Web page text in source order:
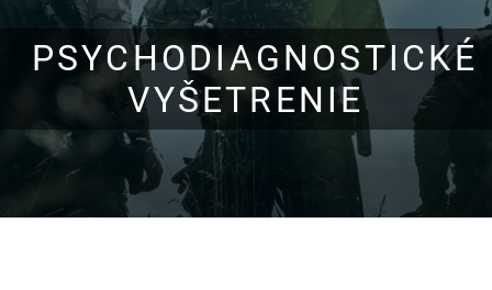
PSYCHODIAGNOSTICKÉ
VYŠETRENIE